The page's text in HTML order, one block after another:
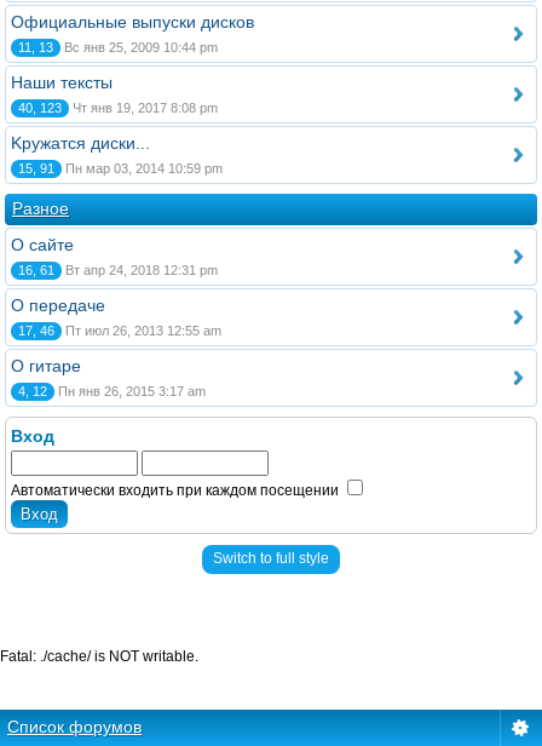
Официальные выпуски дисков
11, 13 Вс янв 25, 2009 10:44 pm
Наши тексты
40, 123 Чт янв 19, 2017 8:08 pm
Kружатся диски...
15, 91 Пн мар 03, 2014 10:59 pm
Разное
О сайте
16, 61 Вт апр 24, 2018 12:31 pm
О передаче
17, 46 Пт июл 26, 2013 12:55 am
О гитаре
4, 12 Пн янв 26, 2015 3:17 am
Вход
Автоматически входить при каждом посещении
Switch to full style
Список форумов
Fatal: ./cache/ is NOT writable.